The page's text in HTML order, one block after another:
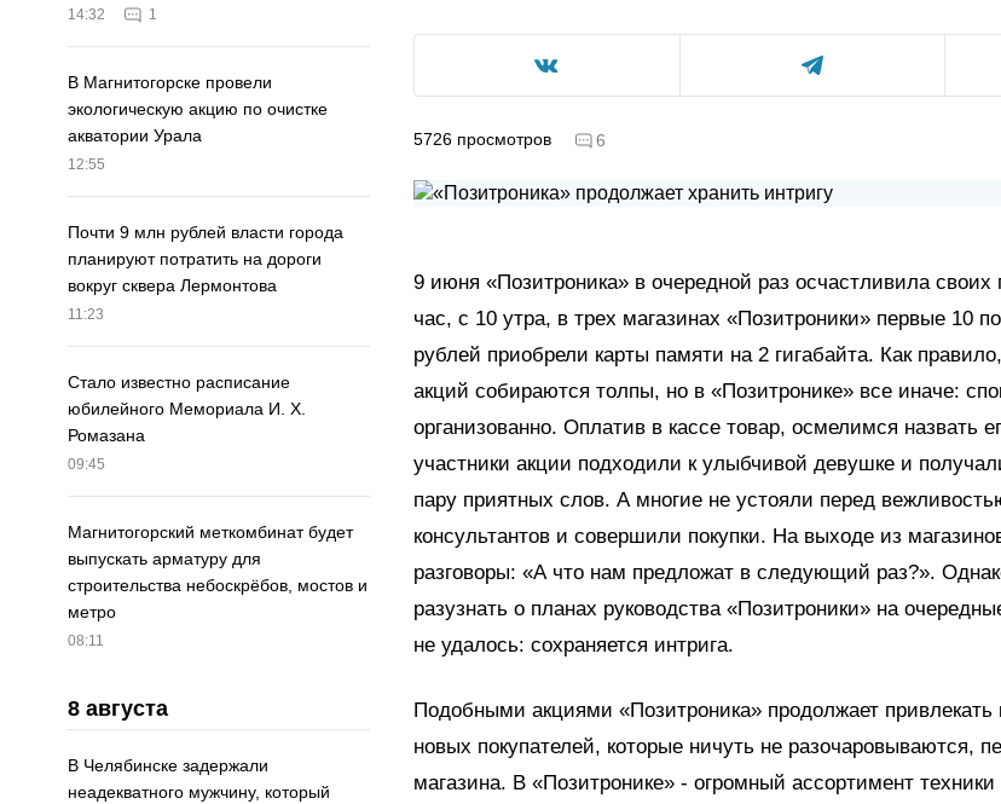
14:32 1
В Магнитогорске провели
экологическую акцию по очистке
акватории Урала
12:55
Почти 9 млн рублей власти города
планируют потратить на дороги
вокруг сквера Лермонтова
11:23
Стало известно расписание
юбилейного Мемориала И. Х.
Ромазана
09:45
Магнитогорский меткомбинат будет
выпускать арматуру для
строительства небоскрёбов, мостов и
метро
08:11
8 августа
В Челябинске задержали
неадекватного мужчину, который
5726 просмотров 6
9 июня «Позитроника» в очередной раз осчастливила
час, с 10 утра, в трех магазинах «Позитроники» первые 10
рублей приобрели карты памяти на 2 гигабайта. Как
акций собираются толпы, но в «Позитронике» все иначе:
организованно. Оплатив в кассе товар, осмелимся назвать
участники акции подходили к улыбчивой девушке и
пару приятных слов. А многие не устояли перед
консультантов и совершили покупки. На выходе из
разговоры: «А что нам предложат в следующий раз?».
разузнать о планах руководства «Позитроники» на
не удалось: сохраняется интрига.
Подобными акциями «Позитроника» продолжает привлекать
новых покупателей, которые ничуть не разочаровываются,
магазина. В «Позитронике» - огромный ассортимент